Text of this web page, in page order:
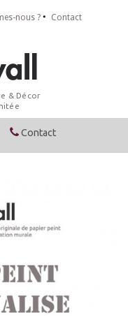
nous ? Contact
& Décor
Contact